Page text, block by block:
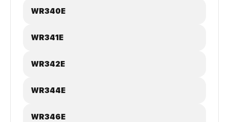
WR340E
WR341E
WR342E
WR344E
WR346E